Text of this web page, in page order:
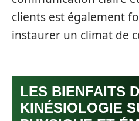
clients est également
instaurer un climat de
LES BIENFAITS
KINÉSIOLOGIE